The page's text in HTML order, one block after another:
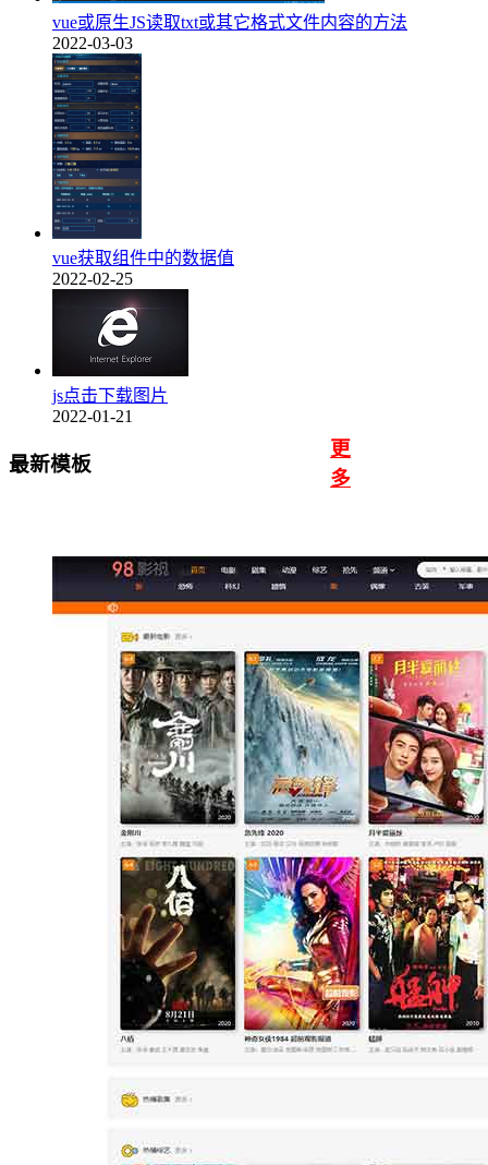
vue或原生JS读取txt或其它格式文件内容的方法
2022-03-03
vue获取组件中的数据值
2022-02-25
js点击下载图片
2022-01-21
最新模板
更
多